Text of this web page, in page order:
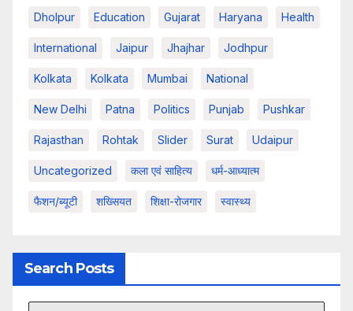
Dholpur Education Gujarat Haryana Health
International Jaipur Jhajhar Jodhpur
Kolkata Kolkata Mumbai National
New Delhi Patna Politics Punjab Pushkar
Rajasthan Rohtak Slider Surat Udaipur
Uncategorized कला एवं साहित्य धर्म-आध्यात्म
फैशन/ब्यूटी शख्सियत शिक्षा-रोजगार स्वास्थ्य
Search Posts